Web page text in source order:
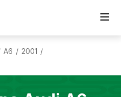
A6 / 2001 /